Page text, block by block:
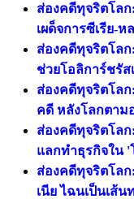
ส่องคดีทุจริตโลก
เผด็จการซีเรีย-
ส่องคดีทุจริตโล
ช่วยโอลิการ์ชรัส
ส่องคดีทุจริตโล
คดี หลังโลกตาม
ส่องคดีทุจริตโลก
แลกทำธุรกิจใน
ส่องคดีทุจริตโลก
เนีย ไฉนเป็นเส้น